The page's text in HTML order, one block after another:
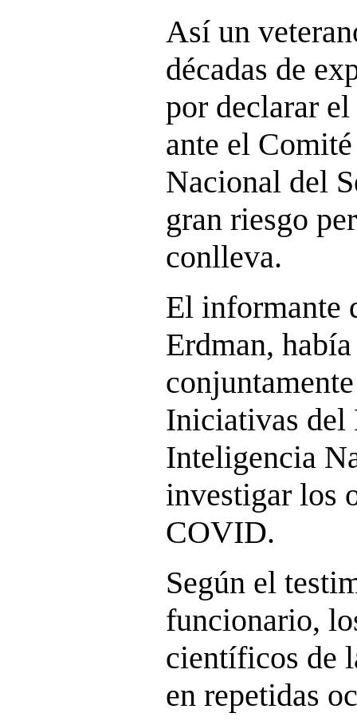
Así un
décadas de
por declarar
ante el
Nacional del
gran riesgo
conlleva.
El informante
Erdman,
Iniciativas del
Inteligencia
investigar los
COVID.
Según el
funcionario,
científicos de
en repetidas